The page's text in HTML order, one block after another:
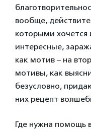
вообще,
которыми хочется
интересные,
как мотив – на
мотивы, как
безусловно,
них рецепт
Где нужна помощь